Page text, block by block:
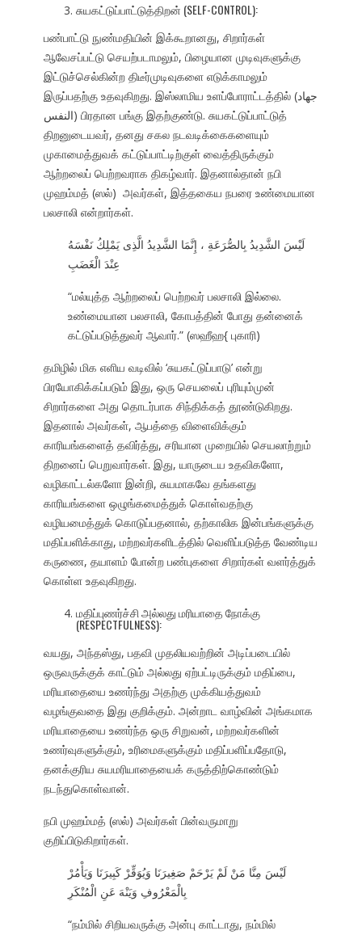
சுயகட்டுப்பாட்டுத்திறன் (SELF-CONTROL):
பண்பாட்டு நுண்மதியின் இக்கூறானது, சிறார்கள்
ஆவேசப்பட்டு செயற்படாமலும், பிழையான முடிவுகளுக்கு
இட்டுச்செல்கின்ற திடீர்முடிவுகளை எடுக்காமலும்
இருப்பதற்கு உதவுகிறது. இஸ்லாமிய உளப்போராட்டத்தில் (جهاد
النفس) பிரதான பங்கு இதற்குண்டு. சுயகட்டுப்பாட்டுத்
திறனுடையவர், தனது சகல நடவடிக்கைகளையும்
முகாமைத்துவக் கட்டுப்பாட்டிற்குள் வைத்திருக்கும்
ஆற்றலைப் பெற்றவராக திகழ்வார். இதனால்தான் நபி
முஹம்மத் (ஸல்) அவர்கள், இத்தகைய நபரை உண்மையான
பலசாலி என்றார்கள்.
لَيْسَ الشَّدِيدُ بِالصُّرَعَةِ ، إِنَّمَا الشَّدِيدُ الَّذِى يَمْلِكُ نَفْسَهُ
عِنْدَ الْغَضَبِ
“மல்யுத்த ஆற்றலைப் பெற்றவர் பலசாலி இல்லை.
உண்மையான பலசாலி, கோபத்தின் போது தன்னைக்
கட்டுப்படுத்துவர் ஆவார்.” (ஸஹீஹ{ புகாரி)
தமிழில் மிக எளிய வடிவில் ‘சுயகட்டுப்பாடு’ என்று
பிரயோகிக்கப்படும் இது, ஒரு செயலைப் புரியும்முன்
சிறார்களை அது தொடர்பாக சிந்திக்கத் தூண்டுகிறது.
இதனால் அவர்கள், ஆபத்தை விளைவிக்கும்
காரியங்களைத் தவிர்த்து, சரியான முறையில் செயலாற்றும்
திறனைப் பெறுவார்கள். இது, யாருடைய உதவிகளோ,
வழிகாட்டல்களோ இன்றி, சுயமாகவே தங்களது
காரியங்களை ஒழுங்கமைத்துக் கொள்வதற்கு
வழியமைத்துக் கொடுப்பதனால், தற்காலிக இன்பங்களுக்கு
மதிப்பளிக்காது, மற்றவர்களிடத்தில் வெளிப்படுத்த வேண்டிய
கருணை, தயாளம் போன்ற பண்புகளை சிறார்கள் வளர்த்துக்
கொள்ள உதவுகிறது.
மதிப்புணர்ச்சி அல்லது மரியாதை நோக்கு
(RESPECTFULNESS):
வயது, அந்தஸ்து, பதவி முதலியவற்றின் அடிப்படையில்
ஒருவருக்குக் காட்டும் அல்லது ஏற்பட்டிருக்கும் மதிப்பை,
மரியாதையை உணர்ந்து அதற்கு முக்கியத்துவம்
வழங்குவதை இது குறிக்கும். அன்றாட வாழ்வின் அங்கமாக
மரியாதையை உணர்ந்த ஒரு சிறுவன், மற்றவர்களின்
உணர்வுகளுக்கும், உரிமைகளுக்கும் மதிப்பளிப்பதோடு,
தனக்குரிய சுயமரியாதையைக் கருத்திற்கொண்டும்
நடந்துகொள்வான்.
நபி முஹம்மத் (ஸல்) அவர்கள் பின்வருமாறு
குறிப்பிடுகிறார்கள்.
لَيْسَ مِنَّا مَنْ لَمْ يَرْحَمْ صَغِيرَنَا وَيُوَقِّرْ كَبِيرَنَا وَيَأْمُرْ
بِالْمَعْرُوفِ وَيَنْهَ عَنِ الْمُنْكَرِ
“நம்மில் சிறியவருக்கு அன்பு காட்டாது, நம்மில்